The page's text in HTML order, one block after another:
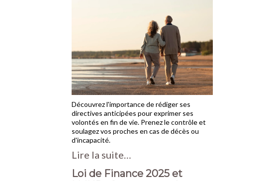
Découvrez l'importance de rédiger ses
directives anticipées pour exprimer ses
volontés en fin de vie. Prenez le contrôle et
soulagez vos proches en cas de décès ou
d'incapacité.
Lire la suite…
Loi de Finance 2025 et